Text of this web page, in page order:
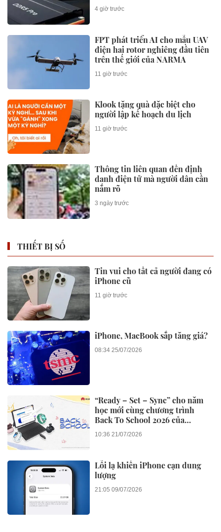
STARCARES cải tạo sân bóng rổ
cùng thế hệ nhân viên y tế
tương lai
18 giờ trước Quốc tế
Quốc khám phá di sản văn hóa
An Huy
20 giờ trước
quý II năm tài chính 2026
23 giờ trước Quốc tế
2026 được tổ chức trọng thể
1 ngày trước
Indonesia cùng các đài truyền
về điện dân dụng qua chiến
dịch Dream Home toàn cầu
3 ngày trước Quốc tế
điều Apple thực sự muốn bán
không phải là một chiếc tai
nghe